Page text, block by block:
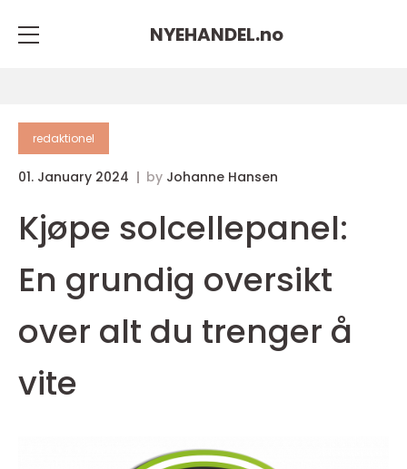
NYEHANDEL.no
redaktionel
01. January 2024 by Johanne Hansen
Kjøpe solcellepanel:
En grundig oversikt
over alt du trenger å
vite